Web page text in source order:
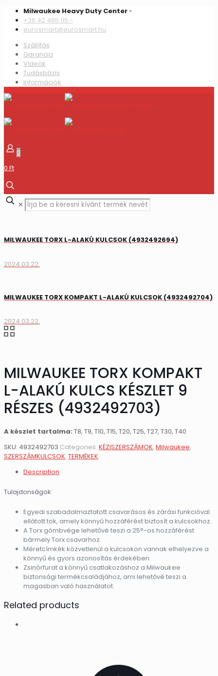
Milwaukee Heavy Duty Center-
+36 42 465 115 -
eurosmart@eurosmart.hu
Szállítás
Garancia
Videók
Tudásbázis
Információk
0
0 Ft
✕
MILWAUKEE TORX L-ALAKÚ KULCSOK (4932492694)
2024.03.22.
MILWAUKEE TORX KOMPAKT L-ALAKÚ KULCSOK (4932492704)
2024.03.22.
MILWAUKEE TORX KOMPAKT
L-ALAKÚ KULCS KÉSZLET 9
RÉSZES (4932492703)
A készlet tartalma: T8, T9, T10, T15, T20, T25, T27, T30, T40
SKU: 4932492703 Categories: KÉZISZERSZÁMOK, Milwaukee,
SZERSZÁMKULCSOK, TERMÉKEK
Description
Tulajdonságok:
Egyedi szabadalmaztatott csavarásos és zárási funkcióval
ellátott tok, amely könnyű hozzáférést biztosít a kulcsokhoz.
A Torx gömbvége lehetővé teszi a 25°-os hozzáférést
bármely Torx csavarhoz.
Méretcímkék közvetlenül a kulcsokon vannak elhelyezve a
könnyű és gyors azonosítás érdekében.
Zsinórfurat a könnyű csatlakozáshoz a Milwaukee
biztonsági termékcsaládjához, ami lehetővé teszi a
magasban való használatot.
Related products